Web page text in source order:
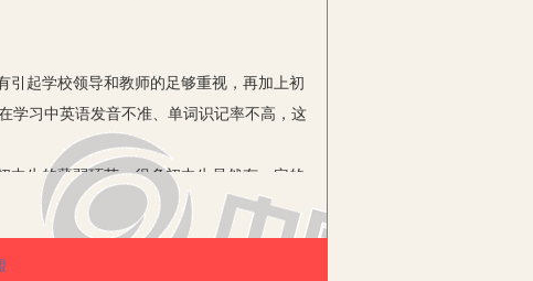
起学校领导和教师的足够重视，再加上初
学习中英语发音不准、单词识记率不高，这
生的薄弱环节，很多初中生虽然有一定的
是单纯地将英语与汉语一一对应，造成英
的英语教学中还是采用传统的教学模式，